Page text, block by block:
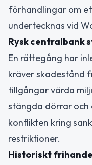
förhandlingar om
undertecknas vid
Rysk centralbank
En rättegång har
kräver skadestånd
tillgångar värda
stängda dörrar och
konflikten kring
restriktioner.
Historiskt